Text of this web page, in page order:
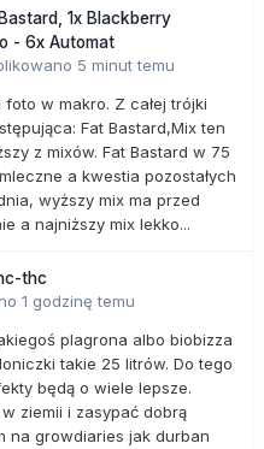
1x Blackberry
- 6x Automat
5 minut temu
w makro. Z całej trójki
Fat Bastard,Mix ten
z mixów. Fat Bastard w 75
a kwestia pozostałych
wyższy mix ma przed
a najniższy mix lekko...
thc
1 godzinę temu
plagrona albo biobizza
takie 25 litrów. Do tego
będą o wiele lepsze.
ziemii i zasypać dobrą
na growdiaries jak durban